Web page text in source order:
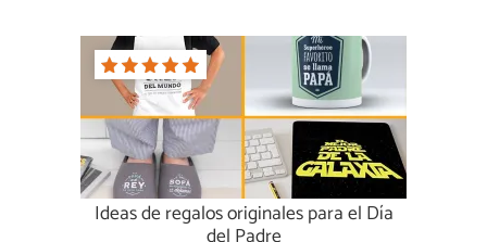
Ideas de regalos originales para el Día